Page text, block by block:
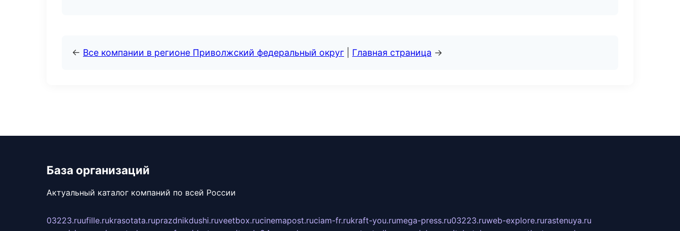
← Все компании в регионе Приволжский федеральный округ Главная страница →
База организаций
Актуальный каталог компаний по всей России
03223.ruufille.rukrasotata.ruprazdnikdushi.ruveetbox.rucinemapost.ruciam-fr.rukraft-you.rumega-press.ru03223.ruweb-explore.rurastenuya.ru